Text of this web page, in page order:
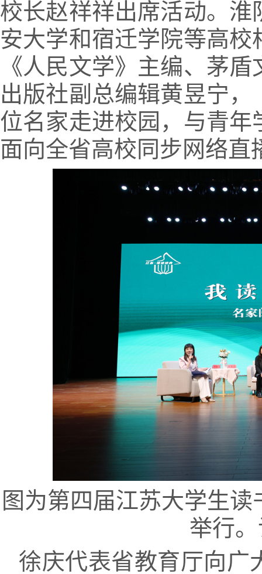
校长赵祥祥出席活动。
安大学和宿迁学院等高校
《人民文学》主编、茅
出版社副总编辑黄昱宁
位名家走进校园，与青
面向全省高校同步网络直
图为第四届江苏大学生
举行
徐庆代表省教育厅向广